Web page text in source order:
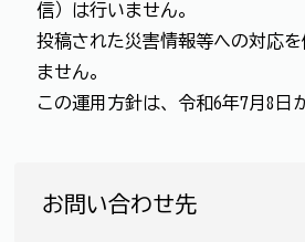
信）は行いません。
投稿された災害情報等への対応
ません。
この運用方針は、令和6年7月8日
お問い合わせ先